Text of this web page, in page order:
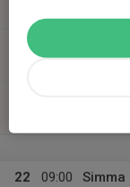
20
22
09:00